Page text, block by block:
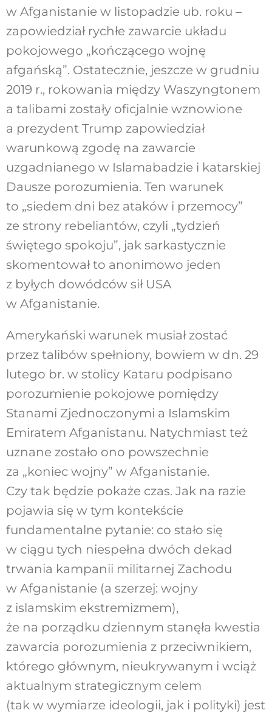
w Afganistanie w listopadzie ub. roku –
zapowiedział rychłe zawarcie układu
pokojowego „kończącego wojnę
afgańską”. Ostatecznie, jeszcze w grudniu
2019 r., rokowania między Waszyngtonem
a talibami zostały oficjalnie wznowione
a prezydent Trump zapowiedział
warunkową zgodę na zawarcie
uzgadnianego w Islamabadzie i katarskiej
Dausze porozumienia. Ten warunek
to „siedem dni bez ataków i przemocy”
ze strony rebeliantów, czyli „tydzień
świętego spokoju”, jak sarkastycznie
skomentował to anonimowo jeden
z byłych dowódców sił USA
w Afganistanie.
Amerykański warunek musiał zostać
przez talibów spełniony, bowiem w dn. 29
lutego br. w stolicy Kataru podpisano
porozumienie pokojowe pomiędzy
Stanami Zjednoczonymi a Islamskim
Emiratem Afganistanu. Natychmiast też
uznane zostało ono powszechnie
za „koniec wojny” w Afganistanie.
Czy tak będzie pokaże czas. Jak na razie
pojawia się w tym kontekście
fundamentalne pytanie: co stało się
w ciągu tych niespełna dwóch dekad
trwania kampanii militarnej Zachodu
w Afganistanie (a szerzej: wojny
z islamskim ekstremizmem),
że na porządku dziennym stanęła kwestia
zawarcia porozumienia z przeciwnikiem,
którego głównym, nieukrywanym i wciąż
aktualnym strategicznym celem
(tak w wymiarze ideologii, jak i polityki) jest